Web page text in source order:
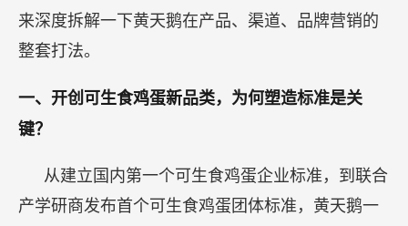
来深度拆解一下黄天鹅在产品、渠道、品牌营销的
整套打法。
一、开创可生食鸡蛋新品类，为何塑造标准是关
键？
从建立国内第一个可生食鸡蛋企业标准，到联合
产学研商发布首个可生食鸡蛋团体标准，黄天鹅一